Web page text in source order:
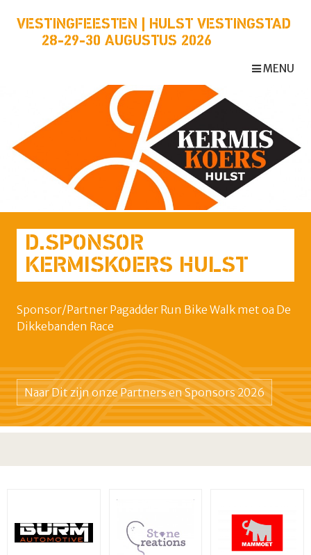
VESTINGFEESTEN | HULST VESTINGSTAD
28-29-30 AUGUSTUS 2026
MENU
D.SPONSOR
KERMISKOERS HULST
Sponsor/Partner Pagadder Run Bike Walk met oa De
Dikkebanden Race
Naar Dit zijn onze Partners en Sponsors 2026